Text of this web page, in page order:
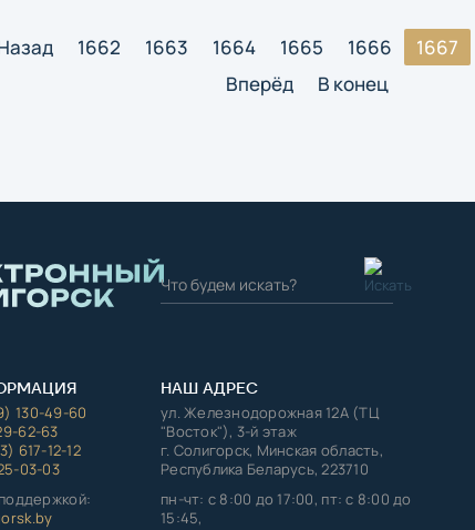
1662 1663 1664 1665 1666 1667
Вперёд
В конец
130-49-60
62-63
617-12-12
03-03
НАШ АДРЕС
ул. Железнодорожная 12А (ТЦ
"Восток"), 3-й этаж
г. Солигорск, Минская область,
Республика Беларусь, 223710
пн-чт: с 8:00 до 17:00, пт: с 8:00 до
15:45,